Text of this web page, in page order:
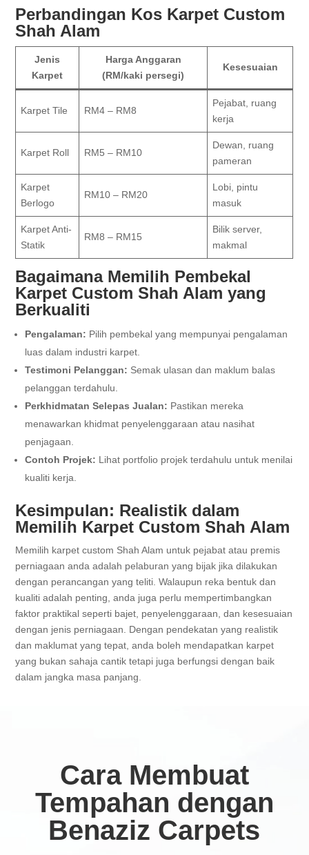
Perbandingan Kos Karpet Custom
Shah Alam
Jenis
Karpet
Harga Anggaran
(RM/kaki persegi)
Kesesuaian
Karpet Tile RM4 – RM8
Pejabat, ruang
kerja
Karpet Roll RM5 – RM10
Dewan, ruang
pameran
Karpet
Berlogo
RM10 – RM20
Lobi, pintu
masuk
Karpet Anti-
Statik
RM8 – RM15
Bilik server,
makmal
Bagaimana Memilih Pembekal
Karpet Custom Shah Alam yang
Berkualiti
Pengalaman: Pilih pembekal yang mempunyai pengalaman
luas dalam industri karpet.
Testimoni Pelanggan: Semak ulasan dan maklum balas
pelanggan terdahulu.
Perkhidmatan Selepas Jualan: Pastikan mereka
menawarkan khidmat penyelenggaraan atau nasihat
penjagaan.
Contoh Projek: Lihat portfolio projek terdahulu untuk menilai
kualiti kerja.
Kesimpulan: Realistik dalam
Memilih Karpet Custom Shah Alam
Memilih karpet custom Shah Alam untuk pejabat atau premis
perniagaan anda adalah pelaburan yang bijak jika dilakukan
dengan perancangan yang teliti. Walaupun reka bentuk dan
kualiti adalah penting, anda juga perlu mempertimbangkan
faktor praktikal seperti bajet, penyelenggaraan, dan kesesuaian
dengan jenis perniagaan. Dengan pendekatan yang realistik
dan maklumat yang tepat, anda boleh mendapatkan karpet
yang bukan sahaja cantik tetapi juga berfungsi dengan baik
dalam jangka masa panjang.
Cara Membuat
Tempahan dengan
Benaziz Carpets